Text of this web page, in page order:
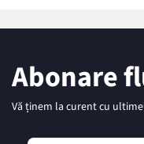
Abonare
Vă ținem la curent cu